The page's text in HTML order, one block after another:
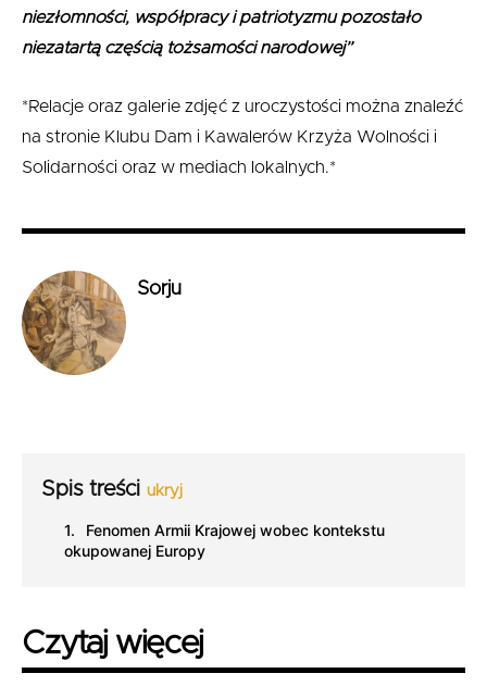
niezłomności, współpracy i patriotyzmu pozostało
niezatartą częścią tożsamości narodowej”
*Relacje oraz galerie zdjęć z uroczystości można znaleźć
na stronie Klubu Dam i Kawalerów Krzyża Wolności i
Solidarności oraz w mediach lokalnych.*
Sorju
Spis treści ukryj
Fenomen Armii Krajowej wobec kontekstu
okupowanej Europy
Czytaj więcej